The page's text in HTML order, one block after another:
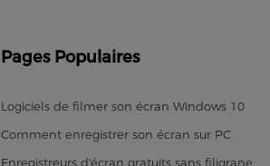
Pages Populaires
Logiciels de filmer son écran Windows 10
Comment enregistrer son écran sur PC
Enregistreurs d'écran gratuits sans filigrane